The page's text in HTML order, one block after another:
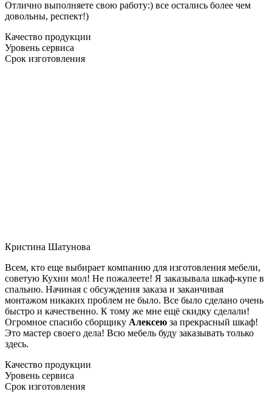
Отлично выполняете свою работу:) все остались более чем
довольны, респект!)
Качество продукции
Уровень сервиса
Срок изготовления
Кристина Шатунова
Всем, кто еще выбирает компанию для изготовления мебели,
советую Кухни мол! Не пожалеете! Я заказывала шкаф-купе в
спальню. Начиная с обсуждения заказа и заканчивая
монтажом никаких проблем не было. Все было сделано очень
быстро и качественно. К тому же мне ещё скидку сделали!
Огромное спасибо сборщику Алексею за прекрасный шкаф!
Это мастер своего дела! Всю мебель буду заказывать только
здесь.
Качество продукции
Уровень сервиса
Срок изготовления